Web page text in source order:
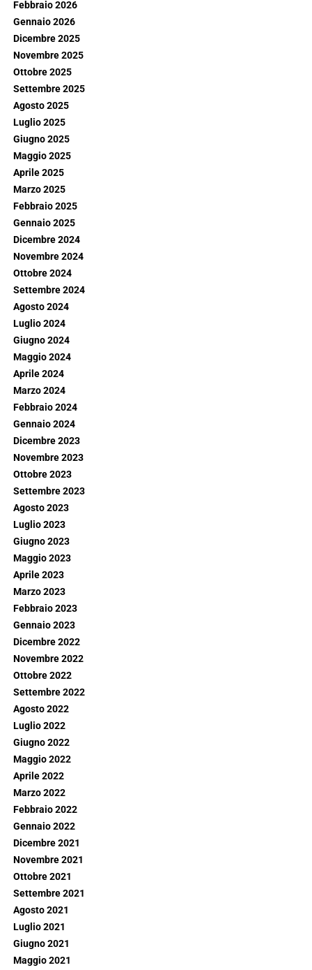
Febbraio 2026
Gennaio 2026
Dicembre 2025
Novembre 2025
Ottobre 2025
Settembre 2025
Agosto 2025
Luglio 2025
Giugno 2025
Maggio 2025
Aprile 2025
Marzo 2025
Febbraio 2025
Gennaio 2025
Dicembre 2024
Novembre 2024
Ottobre 2024
Settembre 2024
Agosto 2024
Luglio 2024
Giugno 2024
Maggio 2024
Aprile 2024
Marzo 2024
Febbraio 2024
Gennaio 2024
Dicembre 2023
Novembre 2023
Ottobre 2023
Settembre 2023
Agosto 2023
Luglio 2023
Giugno 2023
Maggio 2023
Aprile 2023
Marzo 2023
Febbraio 2023
Gennaio 2023
Dicembre 2022
Novembre 2022
Ottobre 2022
Settembre 2022
Agosto 2022
Luglio 2022
Giugno 2022
Maggio 2022
Aprile 2022
Marzo 2022
Febbraio 2022
Gennaio 2022
Dicembre 2021
Novembre 2021
Ottobre 2021
Settembre 2021
Agosto 2021
Luglio 2021
Giugno 2021
Maggio 2021